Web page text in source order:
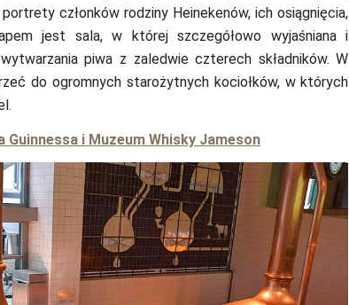
członków rodziny Heinekenów, ich osiągnięcia,
jest sala, w której szczegółowo wyjaśniana i
piwa z zaledwie czterech składników. W
do ogromnych starożytnych kociołków, w których
Guinnessa i Muzeum Whisky Jameson